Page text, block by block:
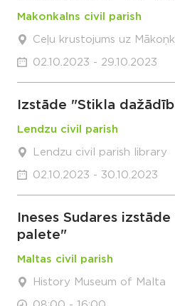
Makonkalns civil parish
Ceļu krustojums uz
02.10.2023 - 29.10.2023
Izstāde "Stikla
Lendzu civil parish
Lendzu civil parish library
02.10.2023 - 30.10.2023
Ineses Sudares
palete"
Maltas civil parish
History Museum of Malta